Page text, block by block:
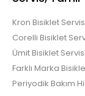
Kron Bisiklet
Corelli Bisiklet
Ümit Bisiklet Servisi
Farklı Marka
Periyodik Bakım